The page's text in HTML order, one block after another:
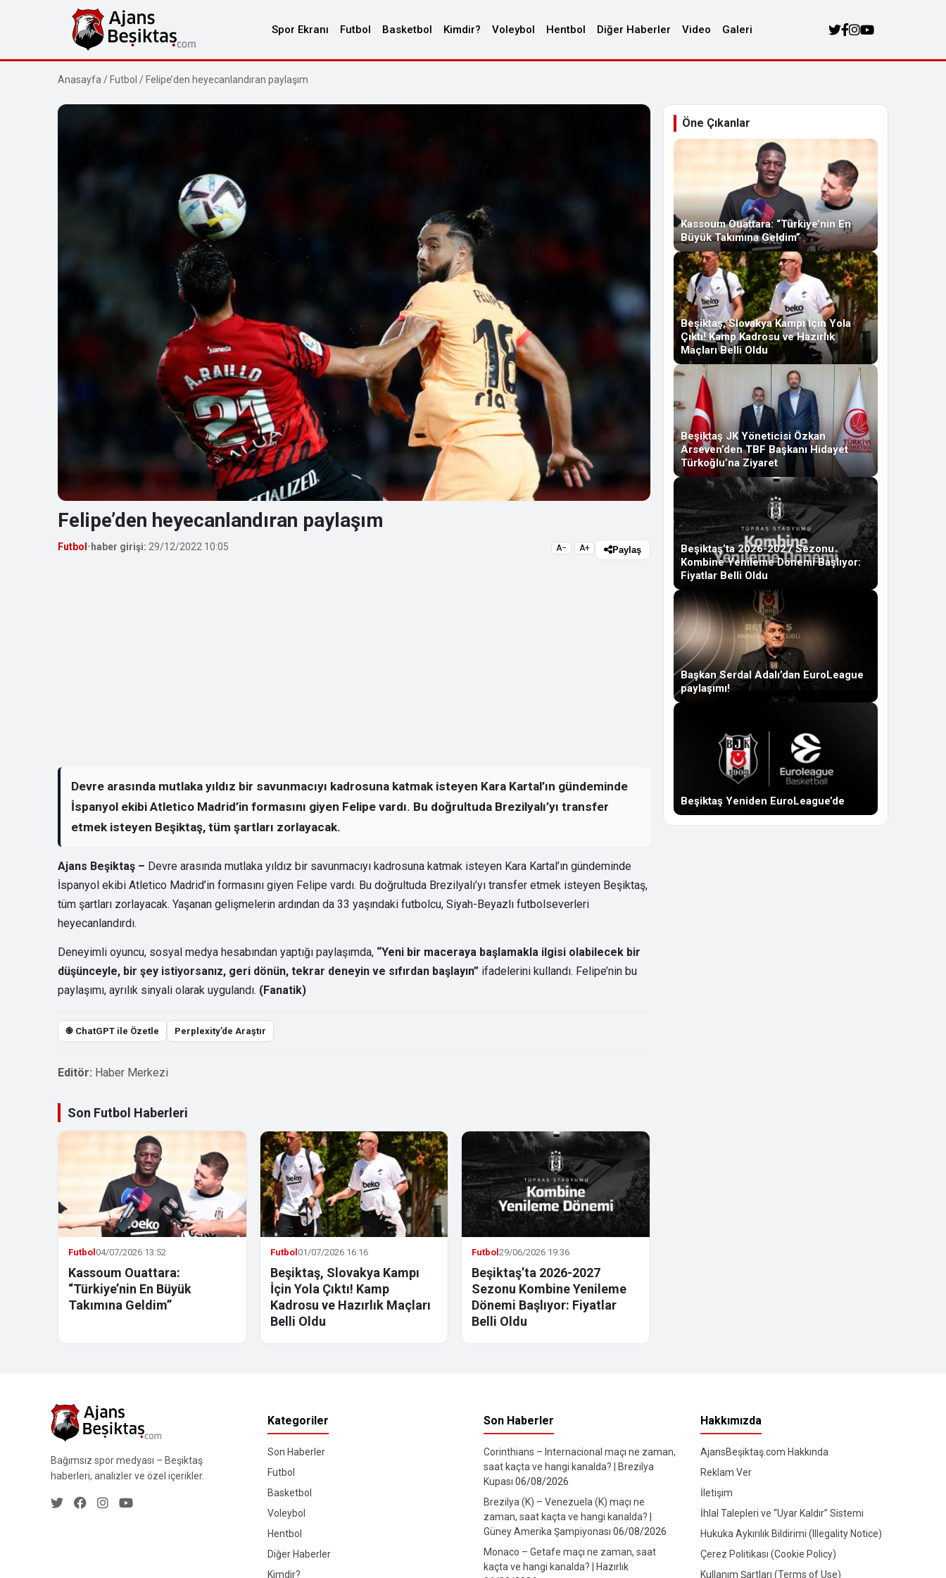
Spor Ekranı Futbol Basketbol Kimdir? Voleybol Hentbol Diğer Haberler Video Galeri
Anasayfa / Futbol / Felipe’den heyecanlandıran paylaşım
Felipe’den heyecanlandıran paylaşım
Futbol • haber girişi: 29/12/2022 10:05 A− A+ Paylaş
Devre arasında mutlaka yıldız bir savunmacıyı kadrosuna katmak isteyen Kara Kartal’ın gündeminde
İspanyol ekibi Atletico Madrid’in formasını giyen Felipe vardı. Bu doğrultuda Brezilyalı’yı transfer
etmek isteyen Beşiktaş, tüm şartları zorlayacak.
Ajans Beşiktaş – Devre arasında mutlaka yıldız bir savunmacıyı kadrosuna katmak isteyen Kara Kartal’ın gündeminde
İspanyol ekibi Atletico Madrid’in formasını giyen Felipe vardı. Bu doğrultuda Brezilyalı’yı transfer etmek isteyen Beşiktaş,
tüm şartları zorlayacak. Yaşanan gelişmelerin ardından da 33 yaşındaki futbolcu, Siyah-Beyazlı futbolseverleri
heyecanlandırdı.
Deneyimli oyuncu, sosyal medya hesabından yaptığı paylaşımda, “Yeni bir maceraya başlamakla ilgisi olabilecek bir
düşünceyle, bir şey istiyorsanız, geri dönün, tekrar deneyin ve sıfırdan başlayın” ifadelerini kullandı. Felipe’nin bu
paylaşımı, ayrılık sinyali olarak uygulandı. (Fanatik)
֎ ChatGPT ile Özetle Perplexity’de Araştır
Editör: Haber Merkezi
Son Futbol Haberleri
Futbol 04/07/2026 13:52
Kassoum Ouattara:
“Türkiye’nin En Büyük
Takımına Geldim”
Futbol 01/07/2026 16:16
Beşiktaş, Slovakya Kampı
İçin Yola Çıktı! Kamp
Kadrosu ve Hazırlık Maçları
Belli Oldu
Futbol29/06/2026 19:36
Beşiktaş’ta 2026-2027
Sezonu Kombine Yenileme
Dönemi Başlıyor: Fiyatlar
Belli Oldu
Öne Çıkanlar
Kassoum Ouattara: “Türkiye’nin En
Büyük Takımına Geldim”
Beşiktaş, Slovakya Kampı İçin Yola
Çıktı! Kamp Kadrosu ve Hazırlık
Maçları Belli Oldu
Beşiktaş JK Yöneticisi Özkan
Arseven’den TBF Başkanı Hidayet
Türkoğlu’na Ziyaret
Beşiktaş’ta 2026-2027 Sezonu
Kombine Yenileme Dönemi Başlıyor:
Fiyatlar Belli Oldu
Başkan Serdal Adalı’dan EuroLeague
paylaşımı!
Beşiktaş Yeniden EuroLeague’de
Bağımsız spor medyası – Beşiktaş
haberleri, analizler ve özel içerikler.
Kategoriler
Son Haberler
Futbol
Basketbol
Voleybol
Hentbol
Diğer Haberler
Kimdir?
Son Haberler
Corinthians – Internacional maçı ne zaman,
saat kaçta ve hangi kanalda? | Brezilya
Kupası 06/08/2026
Brezilya (K) – Venezuela (K) maçı ne
zaman, saat kaçta ve hangi kanalda? |
Güney Amerika Şampiyonası 06/08/2026
Monaco – Getafe maçı ne zaman, saat
kaçta ve hangi kanalda? | Hazırlık
Hakkımızda
AjansBeşiktaş.com Hakkında
Reklam Ver
İletişim
İhlal Talepleri ve “Uyar Kaldır” Sistemi
Hukuka Aykırılık Bildirimi (Illegality Notice)
Çerez Politikası (Cookie Policy)
Kullanım Şartları (Terms of Use)